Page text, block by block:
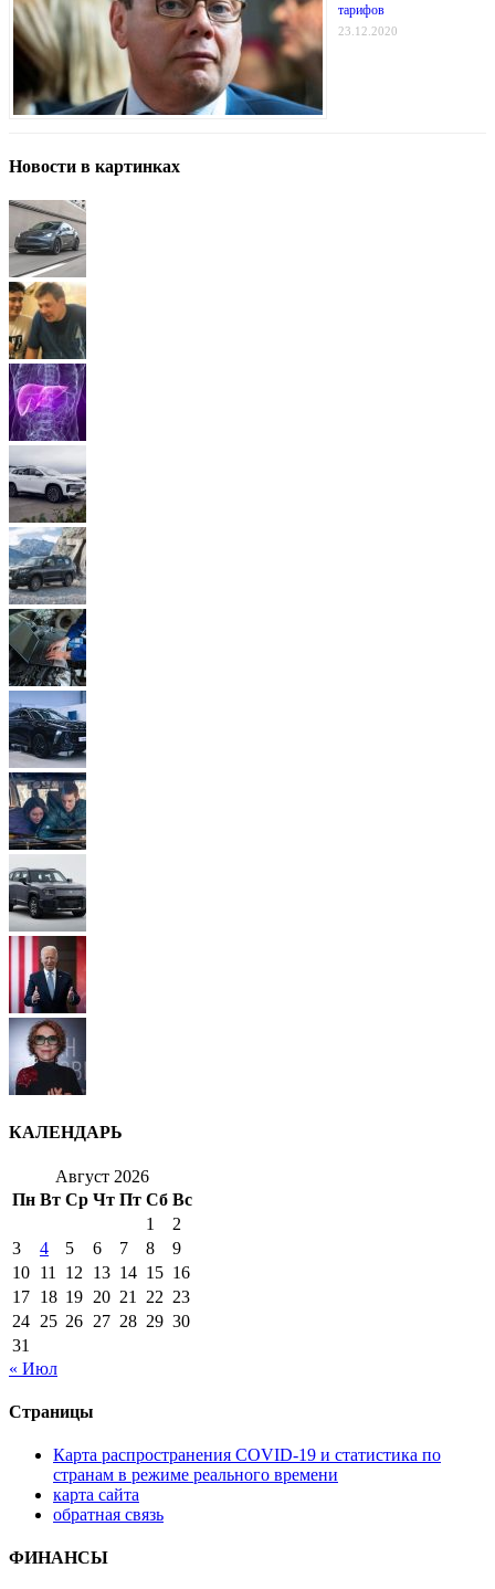
тарифов
23.12.2020
Новости в картинках
КАЛЕНДАРЬ
Август 2026
Пн Вт Ср Чт Пт Сб Вс
1
2
3
4 5 6 7 8
9
10 11 12 13 14 15 16
17 18 19 20 21 22 23
24 25 26 27 28 29 30
31
« Июл
Страницы
Карта распространения COVID-19 и статистика по
странам в режиме реального времени
карта сайта
обратная связь
ФИНАНСЫ